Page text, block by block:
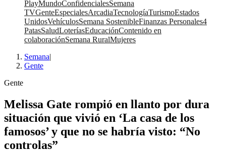
PlayMundoConfidencialesSemana
TVGenteEspecialesArcadiaTecnologíaTurismoEstados
UnidosVehículosSemana SostenibleFinanzas Personales4
PatasSaludLoteríasEducaciónContenido en
colaboraciónSemana RuralMujeres
Semana|
Gente
Gente
Melissa Gate rompió en llanto por dura
situación que vivió en ‘La casa de los
famosos’ y que no se habría visto: “No
controlas”